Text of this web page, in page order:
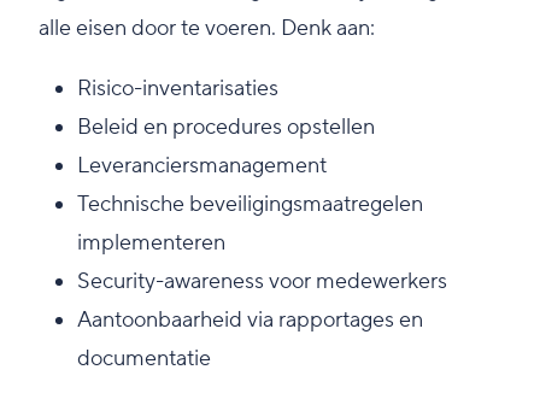
alle eisen door te voeren. Denk aan:
Risico-inventarisaties
Beleid en procedures opstellen
Leveranciersmanagement
Technische beveiligingsmaatregelen
implementeren
Security-awareness voor medewerkers
Aantoonbaarheid via rapportages en
documentatie